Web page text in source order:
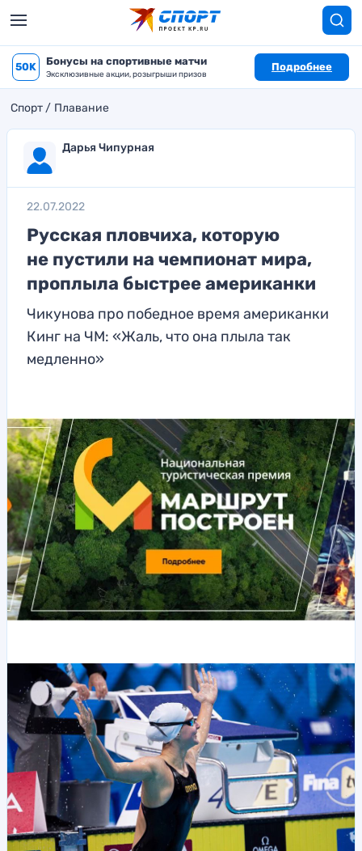
50K Бонусы на спортивные матчи
Эксклюзивные акции, розыгрыши призов
Подробнее
Спорт Плавание
Дарья Чипурная
22.07.2022
Русская пловчиха, которую
не пустили на чемпионат мира,
проплыла быстрее американки
Чикунова про победное время американки
Кинг на ЧМ: «Жаль, что она плыла так
медленно»